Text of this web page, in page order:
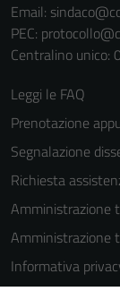
Email:
PEC:
Centralino unico:
Leggi le FAQ
Prenotazione
Segnalazione
Richiesta
Amministrazione
Amministrazione
Informativa
Cookie Policy